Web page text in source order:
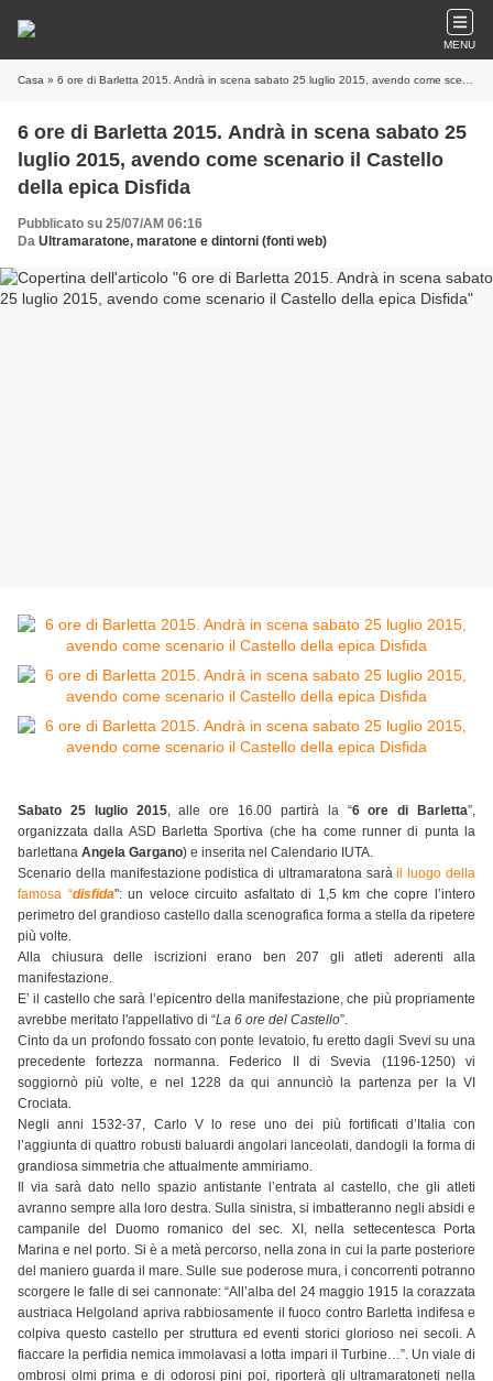
MENU
Casa » 6 ore di Barletta 2015. Andrà in scena sabato 25 luglio 2015, avendo come scenario il Castello della epica Disfida
6 ore di Barletta 2015. Andrà in scena sabato 25
luglio 2015, avendo come scenario il Castello
della epica Disfida
Pubblicato su 25/07/AM 06:16
Da Ultramaratone, maratone e dintorni (fonti web)
Sabato 25 luglio 2015, alle ore 16.00 partirà la “6 ore di Barletta”,
organizzata dalla ASD Barletta Sportiva (che ha come runner di punta la
barlettana Angela Gargano) e inserita nel Calendario IUTA.
Scenario della manifestazione podistica di ultramaratona saràil luogo della
famosa “disfida": un veloce circuito asfaltato di 1,5 km che copre l’intero
perimetro del grandioso castello dalla scenografica forma a stella da ripetere
più volte.
Alla chiusura delle iscrizioni erano ben 207 gli atleti aderenti alla
manifestazione.
E’ il castello che sarà l’epicentro della manifestazione, che più propriamente
avrebbe meritato l'appellativo di “La 6 ore del Castello”.
Cinto da un profondo fossato con ponte levatoio, fu eretto dagli Svevi su una
precedente fortezza normanna. Federico II di Svevia (1196-1250) vi
soggiornò più volte, e nel 1228 da qui annunciò la partenza per la VI
Crociata.
Negli anni 1532-37, Carlo V lo rese uno dei più fortificati d’Italia con
l’aggiunta di quattro robusti baluardi angolari lanceolati, dandogli la forma di
grandiosa simmetria che attualmente ammiriamo.
Il via sarà dato nello spazio antistante l’entrata al castello, che gli atleti
avranno sempre alla loro destra. Sulla sinistra, si imbatteranno negli absidi e
campanile del Duomo romanico del sec. XI, nella settecentesca Porta
Marina e nel porto. Si è a metà percorso, nella zona in cui la parte posteriore
del maniero guarda il mare. Sulle sue poderose mura, i concorrenti potranno
scorgere le falle di sei cannonate: “All’alba del 24 maggio 1915 la corazzata
austriaca Helgoland apriva rabbiosamente il fuoco contro Barletta indifesa e
colpiva questo castello per struttura ed eventi storici glorioso nei secoli. A
fiaccare la perfidia nemica immolavasi a lotta impari il Turbine…”. Un viale di
ombrosi olmi prima e di odorosi pini poi, riporterà gli ultramaratoneti nella